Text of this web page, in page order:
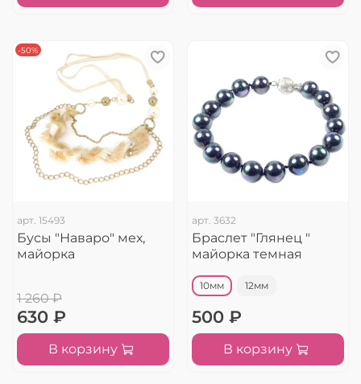
-50%
арт. 15493
Бусы "Наваро" мех,
майорка
1 260 ₽
630 ₽
В корзину
арт. 3632
Браслет "Глянец "
майорка темная
10мм 12мм
500 ₽
В корзину